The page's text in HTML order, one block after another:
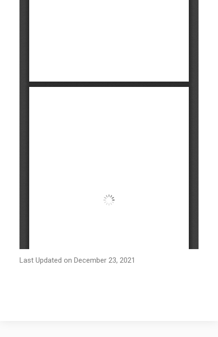
Last Updated on December 23, 2021